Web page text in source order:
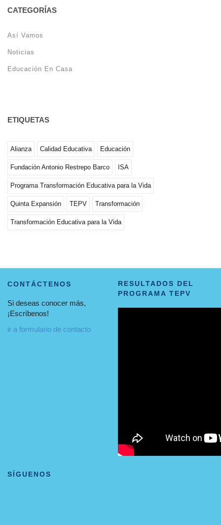
CATEGORÍAS
Así Vamos
Noticias
Educación En Casa
ETIQUETAS
Alianza Calidad Educativa Educación
Fundación Antonio Restrepo Barco ISA
Programa Transformación Educativa para la Vida
Quinta Expansión TEPV Transformación
Transformación Educativa para la Vida
CONTÁCTENOS
Si deseas conocer más,
¡Escríbenos!
ir a formulario de contacto
RESULTADOS DEL
PROGRAMA TEPV
SÍGUENOS